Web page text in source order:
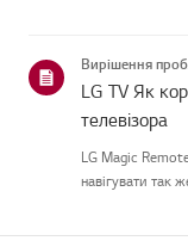
Вирішення
LG TV Як
телевізора
LG Magic
навігувати так